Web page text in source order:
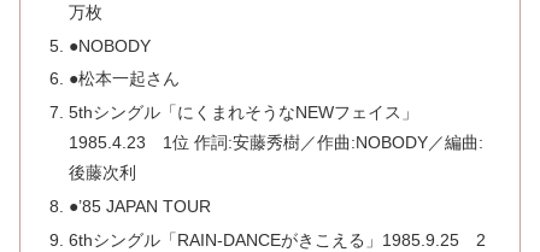
万枚
●NOBODY
●松本一起さん
5thシングル「にくまれそうなNEWフェイス」
1985.4.23 1位 作詞:安藤秀樹／作曲:NOBODY／編曲:
後藤次利
●’85 JAPAN TOUR
6thシングル「RAIN-DANCEがきこえる」1985.9.25 2